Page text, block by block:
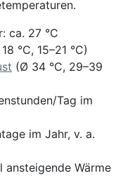
ca. 27 °C
°C, 15–21 °C)
(Ø 34 °C, 29–39
Tag im
im Jahr, v. a.
ansteigende Wärme